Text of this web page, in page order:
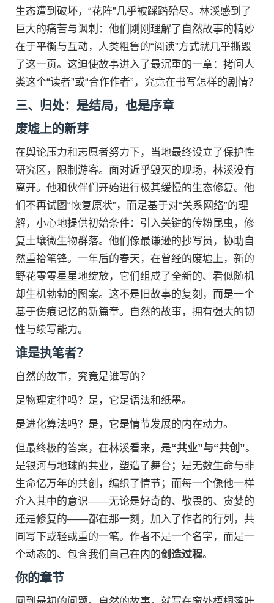
生态遭到破坏，“花阵”几乎被踩踏殆尽。林溪感到了
巨大的痛苦与讽刺：他们刚刚理解了自然故事的精妙
在于平衡与互动，人类粗鲁的“阅读”方式就几乎撕毁
了这一页。这迫使故事进入了最沉重的一章：拷问人
类这个“读者”或“合作作者”，究竟在书写怎样的剧情？
三、归处：是结局，也是序章
废墟上的新芽
在舆论压力和志愿者努力下，当地最终设立了保护性
研究区，限制游客。面对近乎毁灭的现场，林溪没有
离开。他和伙伴们开始进行极其缓慢的生态修复。他
们不再试图“恢复原状”，而是基于对“关系网络”的理
解，小心地提供初始条件：引入关键的传粉昆虫，修
复土壤微生物群落。他们像最谦逊的抄写员，协助自
然重拾笔锋。一年后的春天，在曾经的废墟上，新的
野花零零星星地绽放，它们组成了全新的、看似随机
却生机勃勃的图案。这不是旧故事的复刻，而是一个
基于伤痕记忆的新篇章。自然的故事，拥有强大的韧
性与续写能力。
谁是执笔者？
自然的故事，究竟是谁写的？
是物理定律吗？是，它是语法和纸墨。
是进化算法吗？是，它是情节发展的内在动力。
但最终极的答案，在林溪看来，是“共业”与“共创”。
是银河与地球的共业，塑造了舞台；是无数生命与非
生命亿万年的共创，编织了情节；而每一个像他一样
介入其中的意识——无论是好奇的、敬畏的、贪婪的
还是修复的——都在那一刻，加入了作者的行列，共
同写下或轻或重的一笔。作者不是一个名字，而是一
个动态的、包含我们自己在内的创造过程。
你的章节